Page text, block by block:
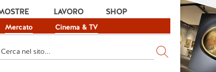
Mercato Cinema & TV
LAVORO SHOP